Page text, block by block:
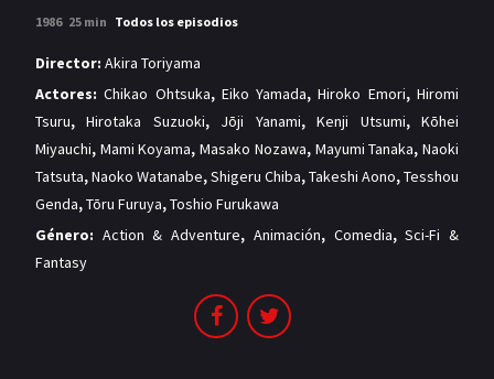
1986 25 min Todos los episodios
Director: Akira Toriyama
Actores: Chikao Ohtsuka, Eiko Yamada,Hiroko Emori,Hiromi
Tsuru,Hirotaka Suzuoki, Jōji Yanami,Kenji Utsumi,Kōhei
Miyauchi, Mami Koyama,Masako Nozawa, Mayumi Tanaka,Naoki
Tatsuta,Naoko Watanabe,Shigeru Chiba,Takeshi Aono,Tesshou
Genda,Tōru Furuya,Toshio Furukawa
Género: Action & Adventure, Animación, Comedia,Sci-Fi &
Fantasy